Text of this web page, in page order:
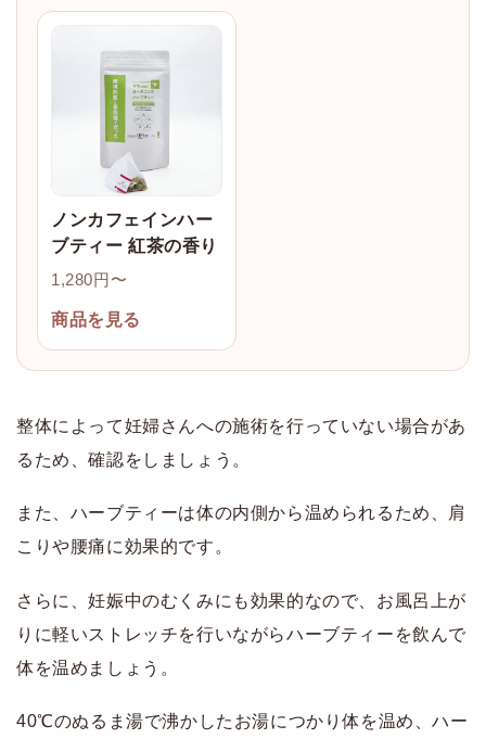
ノンカフェインハー
ブティー 紅茶の香り
1,280円〜
商品を見る
整体によって妊婦さんへの施術を行っていない場合があ
るため、確認をしましょう。
また、ハーブティーは体の内側から温められるため、肩
こりや腰痛に効果的です。
さらに、妊娠中のむくみにも効果的なので、お風呂上が
りに軽いストレッチを行いながらハーブティーを飲んで
体を温めましょう。
40℃のぬるま湯で沸かしたお湯につかり体を温め、ハー